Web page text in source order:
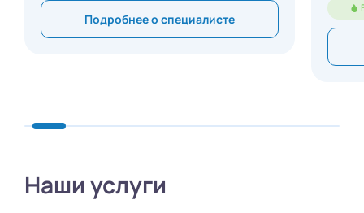
Подробнее о специалисте
Наши услуги